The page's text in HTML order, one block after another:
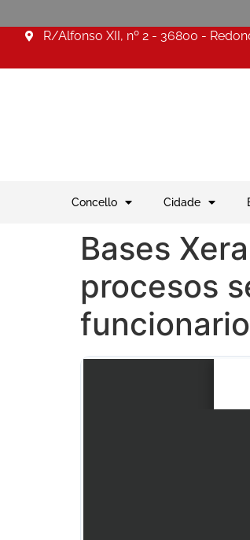
R/Alfonso XII, nº 2 - 36800 -
Concello Cidade
Bases
procesos